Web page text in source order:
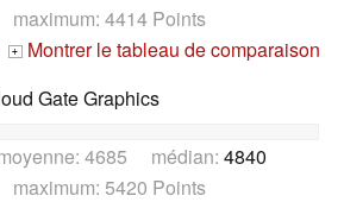
maximum: 4414 Points
+ Montrer le tableau de comparaison
Gate Graphics
4685 médian: 4840
maximum: 5420 Points